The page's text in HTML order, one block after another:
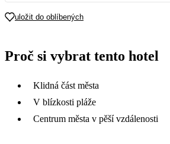
uložit do oblíbených
Proč si vybrat tento hotel
Klidná část města
V blízkosti pláže
Centrum města v pěší vzdálenosti